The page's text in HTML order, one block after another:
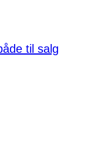
til salg